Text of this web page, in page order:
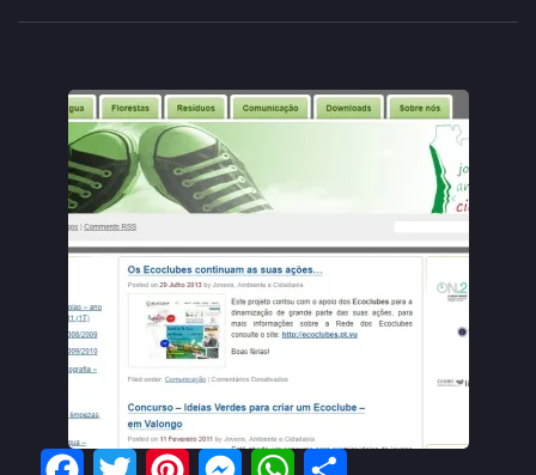
FacebookTwitter PinterestMessengerWhatsApp